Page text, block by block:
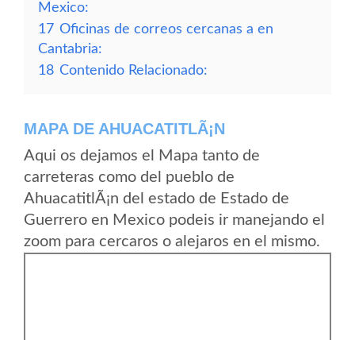
Mexico:
17 Oficinas de correos cercanas a en
Cantabria:
18 Contenido Relacionado:
MAPA DE AHUACATITLÃ¡N
Aqui os dejamos el Mapa tanto de
carreteras como del pueblo de
AhuacatitlÃ¡n del estado de Estado de
Guerrero en Mexico podeis ir manejando el
zoom para cercaros o alejaros en el mismo.